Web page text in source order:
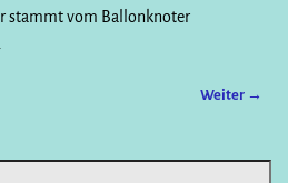
stammt vom Ballonknoter
Weiter →